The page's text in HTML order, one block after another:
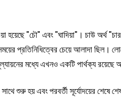
হয়েছে "চৌ" এবং "ঘাদিয়া"। চাউ অর্থ
প্রতিনিধিত্বের চেয়ে আলাদা ছিল।
মধ্যে এখনও একটি পার্থক্য
সাথে শুরু হয় এবং পরবর্তী সূর্যোদয়ের